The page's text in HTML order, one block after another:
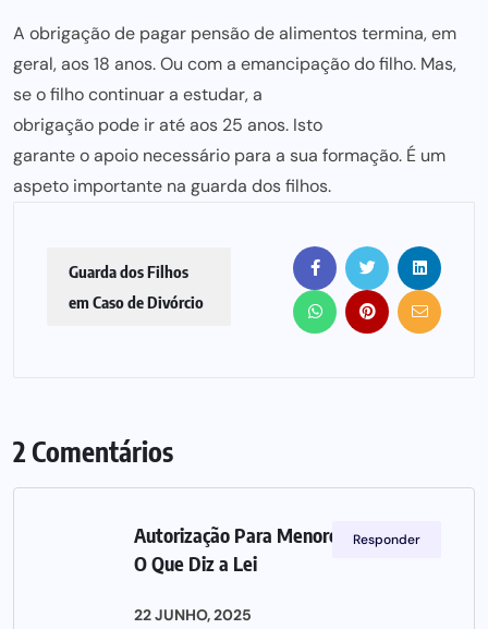
A obrigação de pagar pensão de alimentostermina, em
geral, aos 18 anos. Ou com a emancipação do filho. Mas,
se o filho continuar a estudar, a
obrigação pode ir até aos 25 anos. Isto
garante o apoio necessário para a sua formação. É um
aspeto importante na guarda dos filhos.
Guarda dos Filhos
em Caso de Divórcio
2 Comentários
Autorização Para Menores Viajarem:
O Que Diz a Lei
22 JUNHO, 2025
Responder